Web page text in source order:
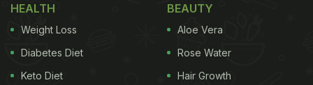
HEALTH
Weight Loss
Diabetes Diet
Keto Diet
BEAUTY
Aloe Vera
Rose Water
Hair Growth